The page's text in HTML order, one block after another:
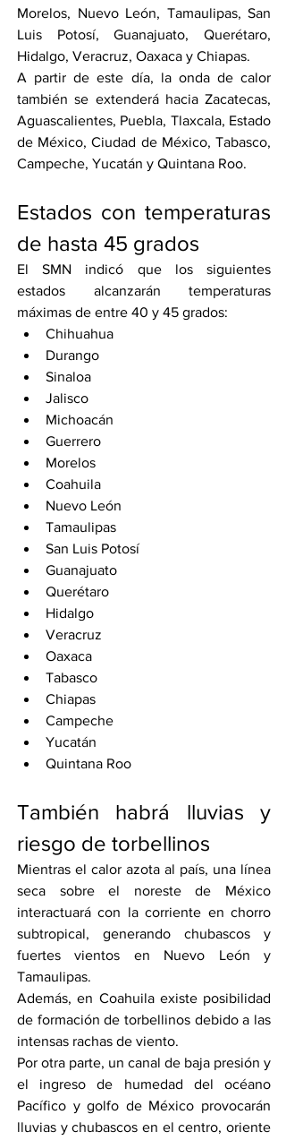
Morelos, Nuevo León, Tamaulipas, San
Luis Potosí, Guanajuato, Querétaro,
Hidalgo, Veracruz, Oaxaca y Chiapas.
A partir de este día, la onda de calor
también se extenderá hacia Zacatecas,
Aguascalientes, Puebla, Tlaxcala, Estado
de México, Ciudad de México, Tabasco,
Campeche, Yucatán y Quintana Roo.
Estados con temperaturas
de hasta 45 grados
El SMN indicó que los siguientes
estados alcanzarán temperaturas
máximas de entre 40 y 45 grados:
Chihuahua
Durango
Sinaloa
Jalisco
Michoacán
Guerrero
Morelos
Coahuila
Nuevo León
Tamaulipas
San Luis Potosí
Guanajuato
Querétaro
Hidalgo
Veracruz
Oaxaca
Tabasco
Chiapas
Campeche
Yucatán
Quintana Roo
También habrá lluvias y
riesgo de torbellinos
Mientras el calor azota al país, una línea
seca sobre el noreste de México
interactuará con la corriente en chorro
subtropical, generando chubascos y
fuertes vientos en Nuevo León y
Tamaulipas.
Además, en Coahuila existe posibilidad
de formación de torbellinos debido a las
intensas rachas de viento.
Por otra parte, un canal de baja presión y
el ingreso de humedad del océano
Pacífico y golfo de México provocarán
lluvias y chubascos en el centro, oriente